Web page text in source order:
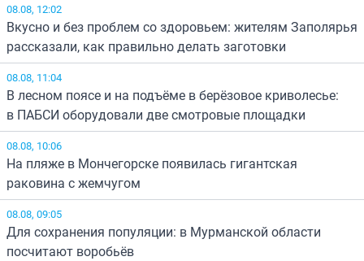
08.08, 12:02
Вкусно и без проблем со здоровьем: жителям Заполярья
рассказали, как правильно делать заготовки
08.08, 11:04
В лесном поясе и на подъёме в берёзовое криволесье:
в ПАБСИ оборудовали две смотровые площадки
08.08, 10:06
На пляже в Мончегорске появилась гигантская
раковина с жемчугом
08.08, 09:05
Для сохранения популяции: в Мурманской области
посчитают воробьёв